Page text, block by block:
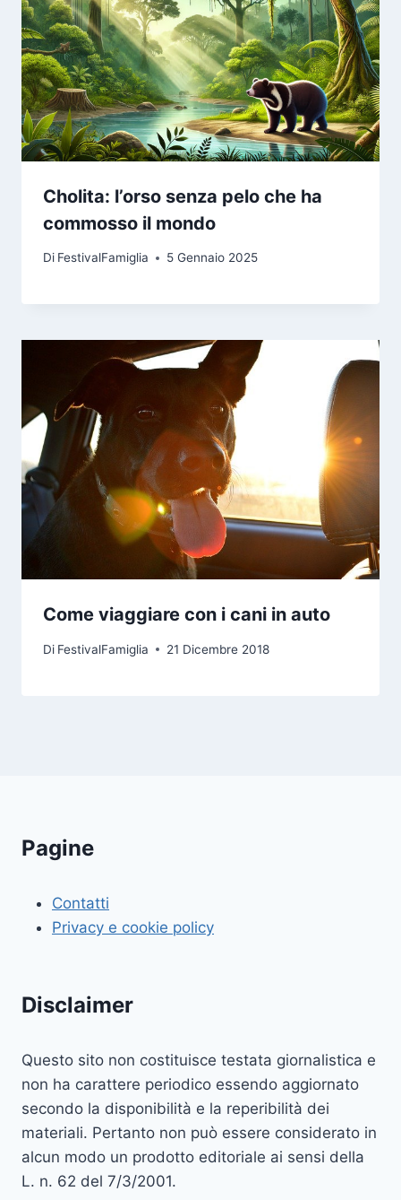
Cholita: l’orso senza pelo che ha
commosso il mondo
Di FestivalFamiglia 5 Gennaio 2025
Come viaggiare con i cani in auto
Di FestivalFamiglia 21 Dicembre 2018
Pagine
Contatti
Privacy e cookie policy
Disclaimer
Questo sito non costituisce testata giornalistica e
non ha carattere periodico essendo aggiornato
secondo la disponibilità e la reperibilità dei
materiali. Pertanto non può essere considerato in
alcun modo un prodotto editoriale ai sensi della
L. n. 62 del 7/3/2001.